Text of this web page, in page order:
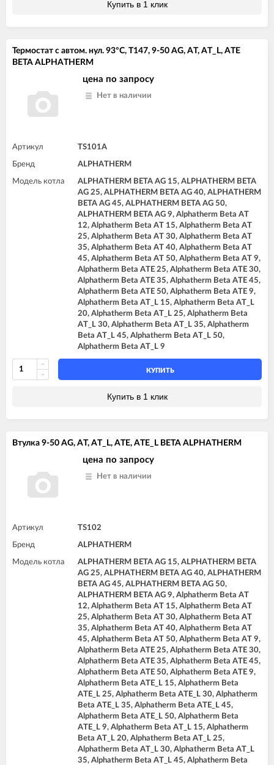
Купить в 1 клик
Термостат с автом. нул. 93°C, T147, 9-50 AG, AT, AT_L, ATE
BETA ALPHATHERM
цена по запросу
Нет в наличии
Артикул TS101A
Бренд ALPHATHERM
Модель котла
ALPHATHERM BETA AG 15, ALPHATHERM BETA
AG 25, ALPHATHERM BETA AG 40, ALPHATHERM
BETA AG 45, ALPHATHERM BETA AG 50,
ALPHATHERM BETA AG 9, Alphatherm Beta AT
12, Alphatherm Beta AT 15, Alphatherm Beta AT
25, Alphatherm Beta AT 30, Alphatherm Beta AT
35, Alphatherm Beta AT 40, Alphatherm Beta AT
45, Alphatherm Beta AT 50, Alphatherm Beta AT 9,
Alphatherm Beta ATE 25, Alphatherm Beta ATE 30,
Alphatherm Beta ATE 35, Alphatherm Beta ATE 45,
Alphatherm Beta ATE 50, Alphatherm Beta ATE 9,
Alphatherm Beta AT_L 15, Alphatherm Beta AT_L
20, Alphatherm Beta AT_L 25, Alphatherm Beta
AT_L 30, Alphatherm Beta AT_L 35, Alphatherm
Beta AT_L 45, Alphatherm Beta AT_L 50,
Alphatherm Beta AT_L 9
КУПИТЬ
Купить в 1 клик
Втулка 9-50 AG, AT, AT_L, ATE, ATE_L BETA ALPHATHERM
цена по запросу
Нет в наличии
Артикул TS102
Бренд ALPHATHERM
Модель котла
ALPHATHERM BETA AG 15, ALPHATHERM BETA
AG 25, ALPHATHERM BETA AG 40, ALPHATHERM
BETA AG 45, ALPHATHERM BETA AG 50,
ALPHATHERM BETA AG 9, Alphatherm Beta AT
12, Alphatherm Beta AT 15, Alphatherm Beta AT
25, Alphatherm Beta AT 30, Alphatherm Beta AT
35, Alphatherm Beta AT 40, Alphatherm Beta AT
45, Alphatherm Beta AT 50, Alphatherm Beta AT 9,
Alphatherm Beta ATE 25, Alphatherm Beta ATE 30,
Alphatherm Beta ATE 35, Alphatherm Beta ATE 45,
Alphatherm Beta ATE 50, Alphatherm Beta ATE 9,
Alphatherm Beta ATE_L 15, Alphatherm Beta
ATE_L 25, Alphatherm Beta ATE_L 30, Alphatherm
Beta ATE_L 35, Alphatherm Beta ATE_L 45,
Alphatherm Beta ATE_L 50, Alphatherm Beta
ATE_L 9, Alphatherm Beta AT_L 15, Alphatherm
Beta AT_L 20, Alphatherm Beta AT_L 25,
Alphatherm Beta AT_L 30, Alphatherm Beta AT_L
35, Alphatherm Beta AT_L 45, Alphatherm Beta